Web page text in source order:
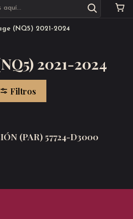
(NQ5) 2021-2024
2021-2024
Filtros
(PAR) 57724-D3000